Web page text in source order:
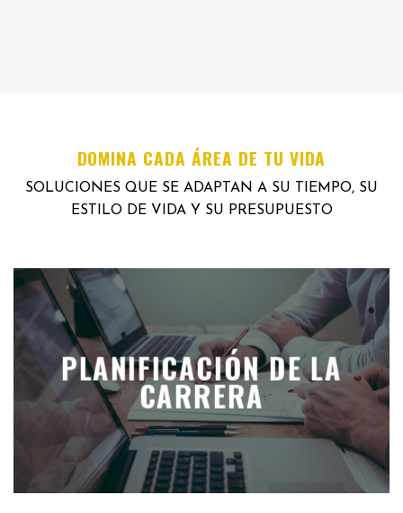
DOMINA CADA ÁREA DE TU VIDA
SOLUCIONES QUE SE ADAPTAN A SU TIEMPO, SU
ESTILO DE VIDA Y SU PRESUPUESTO
PLANIFICACIÓN DE LA
CARRERA